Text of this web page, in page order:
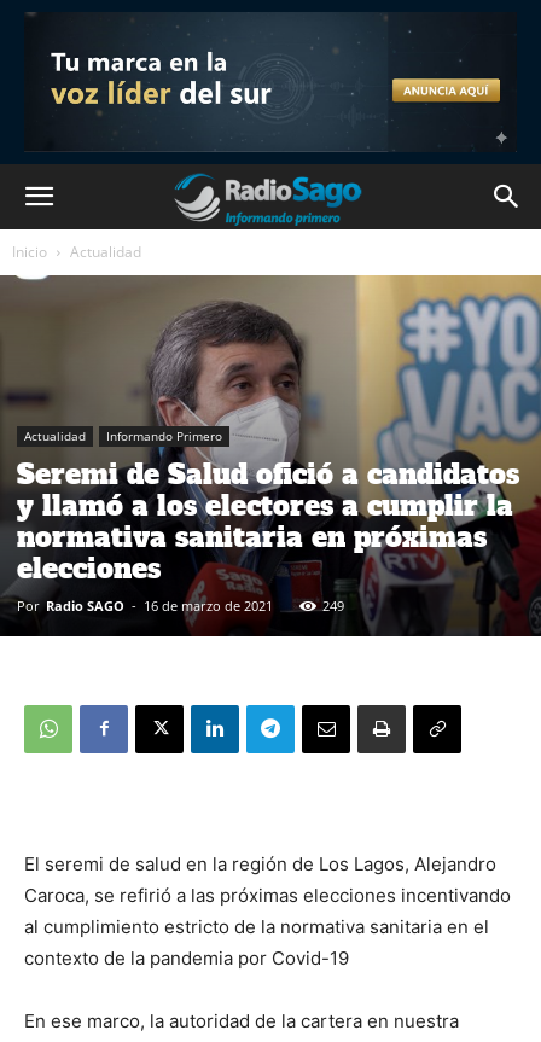
Inicio Actualidad
Actualidad Informando Primero
Seremi de Salud ofició a candidatos
y llamó a los electores a cumplir la
normativa sanitaria en próximas
elecciones
Por Radio SAGO - 16 de marzo de 2021 249
El seremi de salud en la región de Los Lagos, Alejandro
Caroca, se refirió a las próximas elecciones incentivando
al cumplimiento estricto de la normativa sanitaria en el
contexto de la pandemia por Covid-19
En ese marco, la autoridad de la cartera en nuestra